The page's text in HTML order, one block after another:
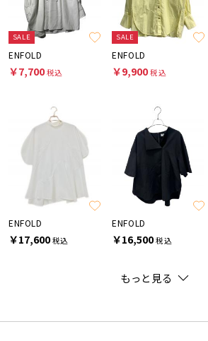
SALE
ENFOLD
￥7,700税込
SALE
ENFOLD
￥9,900税込
ENFOLD
￥17,600税込
ENFOLD
￥16,500税込
もっと見る